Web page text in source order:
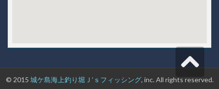
© 2015 城ケ島海上釣り堀Ｊ’ｓフィッシング, inc. All rights reserved.